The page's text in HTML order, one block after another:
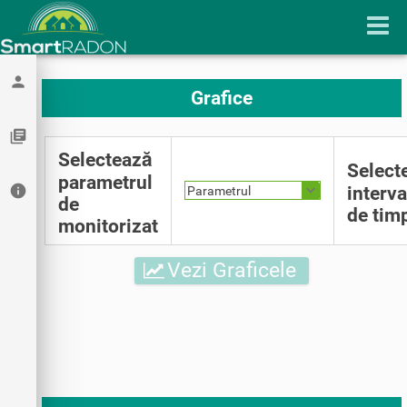
person
library_books
info
Grafice
Selectează
parametrul
de
monitorizat
Parametrul
de
Vezi Graficele